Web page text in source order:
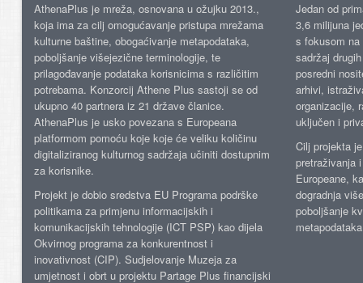
AthenaPlus je mreža, osnovana u ožujku 2013.,
koja ima za cilj omogućavanje pristupa mrežama
kulturne baštine, obogaćivanje metapodataka,
poboljšanje višejezične terminologije, te
prilagođavanje podataka korisnicima s različitim
potrebama. Konzorcij Athene Plus sastoji se od
ukupno 40 partnera iz 21 države članice.
AthenaPlus je usko povezana s Europeana
platformom pomoću koje koje će veliku količinu
digitaliziranog kulturnog sadržaja učiniti dostupnim
za korisnike.
Projekt je dobio sredstva EU Programa podrške
politikama za primjenu informacijskih i
komunikacijskih tehnologije (ICT PSP) kao dijela
Okvirnog programa za konkurentnost i
inovativnost (CIP). Sudjelovanje Muzeja za
umjetnost i obrt u projektu Partage Plus financijski
Jedan od
3,6 milijuna
s fokusom
sadržaj
posredni
arhivi,
organizacije,
uključen i
Cilj projekta
pretraživanja
Europeane,
dogradnja
poboljšanje